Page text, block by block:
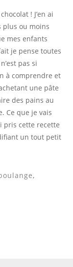
! J’en ai
plus ou moins
mes enfants
je pense toutes
pas si
à comprendre et
une pâte
des pains au
Ce que je vais
pris cette recette
un tout petit
,